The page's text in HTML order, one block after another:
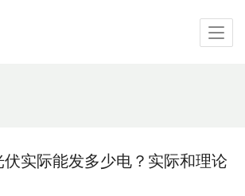
实际能发多少电？实际和理论